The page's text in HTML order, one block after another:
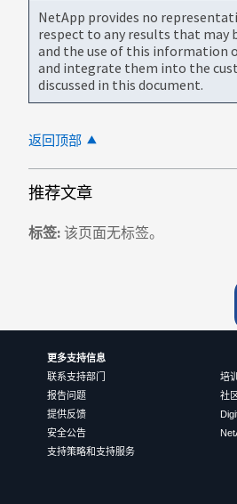
NetApp provides no
respect to any results that may
and the use of this information
and integrate them into the
discussed in this document.
返回顶部
推荐文章
标签 该页面无标签。
更多支持信息
联系支持部门
报告问题
提供反馈
安全公告
支持策略和支持服务
培训
社区